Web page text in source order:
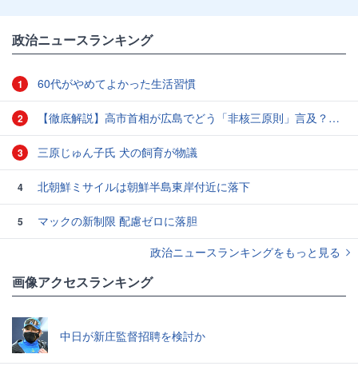
政治ニュースランキング
1 60代がやめてよかった生活習慣
2 【徹底解説】高市首相が広島でどう「非核三原則」言及？現状にとどめ将来は明言せず 著書では「邪魔になる」と主張
3 三原じゅん子氏 犬の飼育が物議
4 北朝鮮ミサイルは朝鮮半島東岸付近に落下
5
マックの新制限 配慮ゼロに落胆
政治ニュースランキングをもっと見る
画像アクセスランキング
中日が新庄監督招聘を検討か